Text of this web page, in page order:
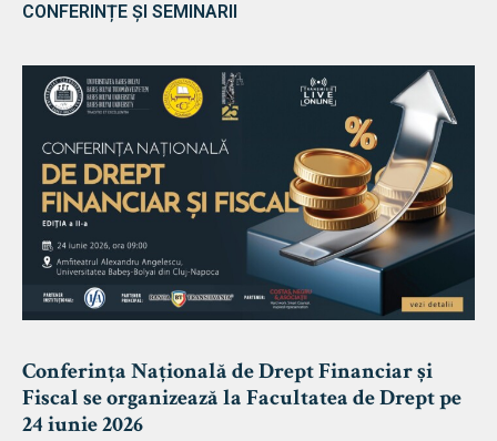
CONFERINȚE ȘI SEMINARII
Conferința Națională de Drept Financiar și
Fiscal se organizează la Facultatea de Drept pe
24 iunie 2026